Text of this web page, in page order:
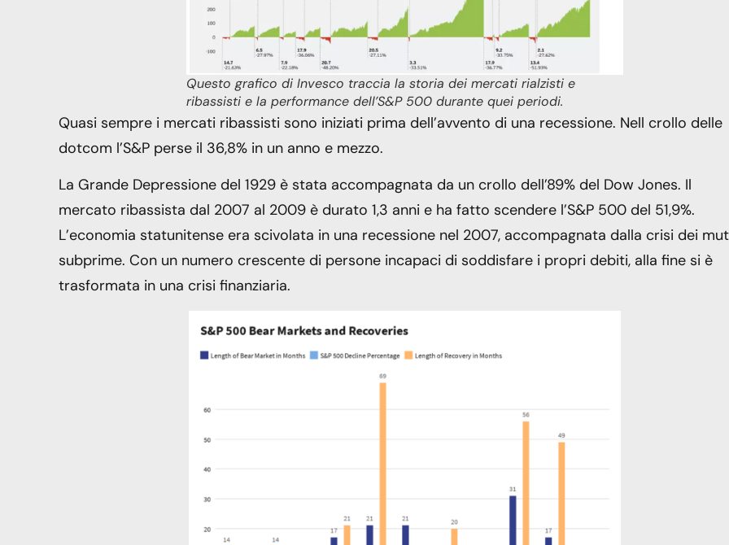
Questo grafico di Invesco traccia la storia dei mercati rialzisti e
ribassisti e la performance dell’S&P 500 durante quei periodi.
Quasi sempre i mercati ribassisti sono iniziati prima dell’avvento di una recessione. Nell crollo delle
dotcom l’S&P perse il 36,8% in un anno e mezzo.
La Grande Depressione del 1929 è stata accompagnata da un crollo dell’89% del Dow Jones. Il
mercato ribassista dal 2007 al 2009 è durato 1,3 anni e ha fatto scendere l’S&P 500 del 51,9%.
L’economia statunitense era scivolata in una recessione nel 2007, accompagnata dalla crisi dei
subprime. Con un numero crescente di persone incapaci di soddisfare i propri debiti, alla fine si è
trasformata in una crisi finanziaria.